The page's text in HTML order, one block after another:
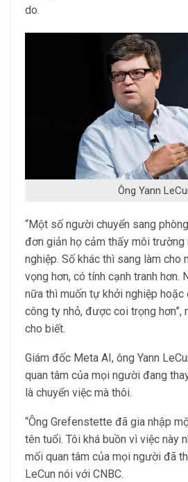
do.
Ông Yann
“Một số người chuyển sang
đơn giản họ cảm thấy môi
nghiệp. Số khác thì sang làm cho
vọng hơn, có tính cạnh tranh hơn.
nữa thì muốn tự khởi nghiệp
công ty nhỏ, được coi trọng hơn”,
cho biết.
Giám đốc Meta AI, ông Yann
quan tâm của mọi người đang
là chuyển việc mà thôi.
“Ông Grefenstette đã gia nhập
tên tuổi. Tôi khá buồn vì việc này
mối quan tâm của mọi người đã
LeCun nói với CNBC.